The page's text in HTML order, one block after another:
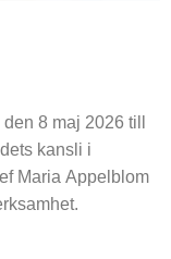
8 maj 2026 till
kansli i
Maria Appelblom